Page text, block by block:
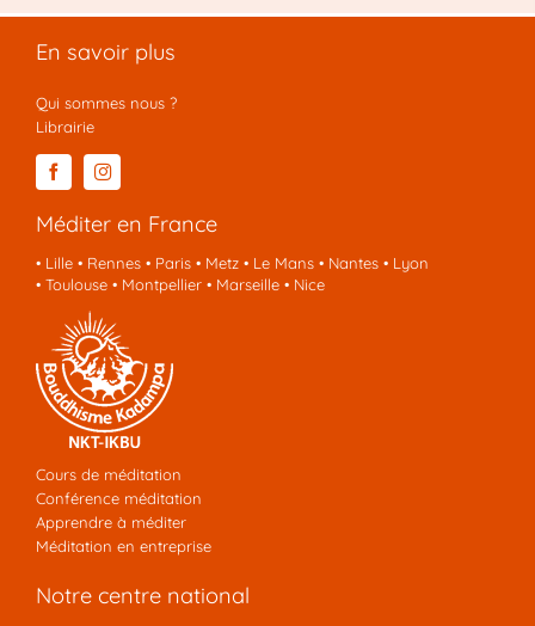
En savoir plus
Qui sommes nous ?
Librairie
Méditer en France
• Lille• Rennes• Paris• Metz• Le Mans• Nantes• Lyon
• Toulouse• Montpellier• Marseille• Nice
Cours de méditation
Conférence méditation
Apprendre à méditer
Méditation en entreprise
Notre centre national